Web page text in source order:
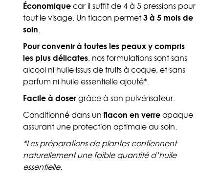
Économiquecar il suffit de 4 à 5 pressions pour
tout le visage. Un flacon permet3 à 5 mois de
soin.
Pour convenir à toutes les peaux y compris
les plus délicates, nos formulations sont sans
alcool ni huile issus de fruits à coque, et sans
parfum ni huile essentielle ajouté*.
Facile à dosergrâce à son pulvérisateur.
Conditionné dans un flacon en verreopaque
assurant une protection optimale au soin.
*Les préparations de plantes contiennent
naturellement une faible quantité d’huile
essentielle.